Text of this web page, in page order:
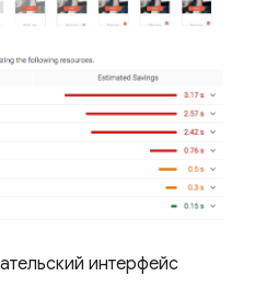
интерфейс